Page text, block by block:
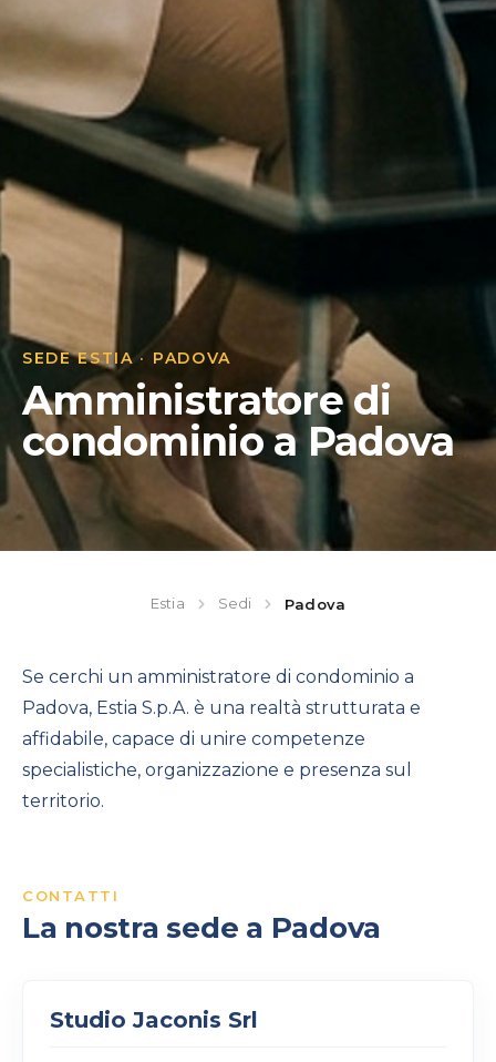
SEDE ESTIA · PADOVA
Amministratore di
condominio a Padova
Estia Sedi Padova
Se cerchi un amministratore di condominio a
Padova, Estia S.p.A. è una realtà strutturata e
affidabile, capace di unire competenze
specialistiche, organizzazione e presenza sul
territorio.
CONTATTI
La nostra sede a Padova
Studio Jaconis Srl